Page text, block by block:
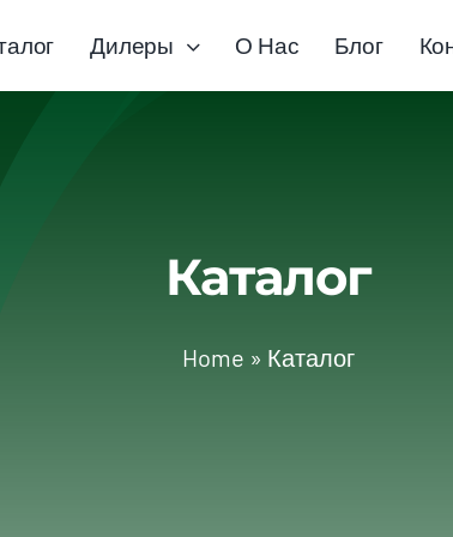
Дилеры О Нас Блог
Каталог
Home » Каталог